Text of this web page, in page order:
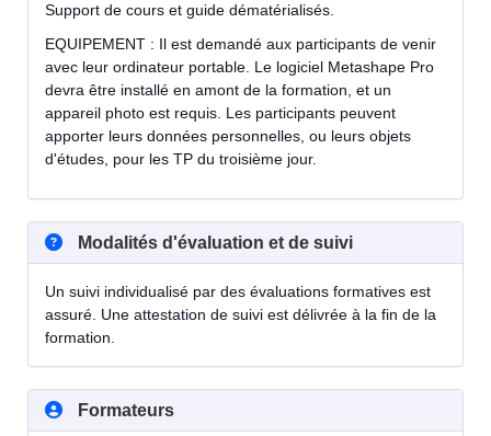
Support de cours et guide dématérialisés.
EQUIPEMENT : Il est demandé aux participants de venir
avec leur ordinateur portable. Le logiciel Metashape Pro
devra être installé en amont de la formation, et un
appareil photo est requis. Les participants peuvent
apporter leurs données personnelles, ou leurs objets
d'études, pour les TP du troisième jour.
Modalités d'évaluation et de suivi
Un suivi individualisé par des évaluations formatives est
assuré. Une attestation de suivi est délivrée à la fin de la
formation.
Formateurs